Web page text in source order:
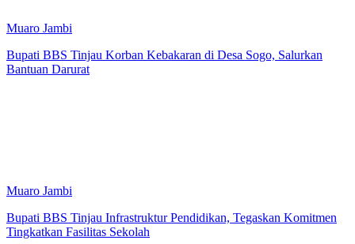
Muaro Jambi
Bupati BBS Tinjau Korban Kebakaran di Desa Sogo, Salurkan
Bantuan Darurat
Muaro Jambi
Bupati BBS Tinjau Infrastruktur Pendidikan, Tegaskan Komitmen
Tingkatkan Fasilitas Sekolah